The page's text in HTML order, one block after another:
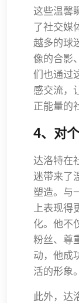
这些温馨
了社交媒
越多的球
像的合影
们也通过
感交流，
正能量的
4、对
达洛特在
迷带来了
塑造。与
上表现
化。他不
粉丝、尊
动，他成
活的形象。
此外，达